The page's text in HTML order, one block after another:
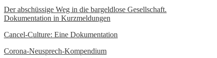
Der abschüssige Weg in die bargeldlose Gesellschaft.
Dokumentation in Kurzmeldungen
Cancel-Culture: Eine Dokumentation
Corona-Neusprech-Kompendium